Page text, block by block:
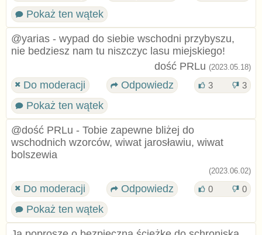
Pokaż ten wątek
@yarias - wypad do siebie wschodni przybyszu,
nie bedziesz nam tu niszczyc lasu miejskiego!
dość PRLu (2023.05.18)
Do moderacji Odpowiedz 3 3
Pokaż ten wątek
@dość PRLu - Tobie zapewne bliżej do
wschodnich wzorców, wiwat jarosławiu, wiwat
bolszewia
(2023.06.02)
Do moderacji Odpowiedz 0 0
Pokaż ten wątek